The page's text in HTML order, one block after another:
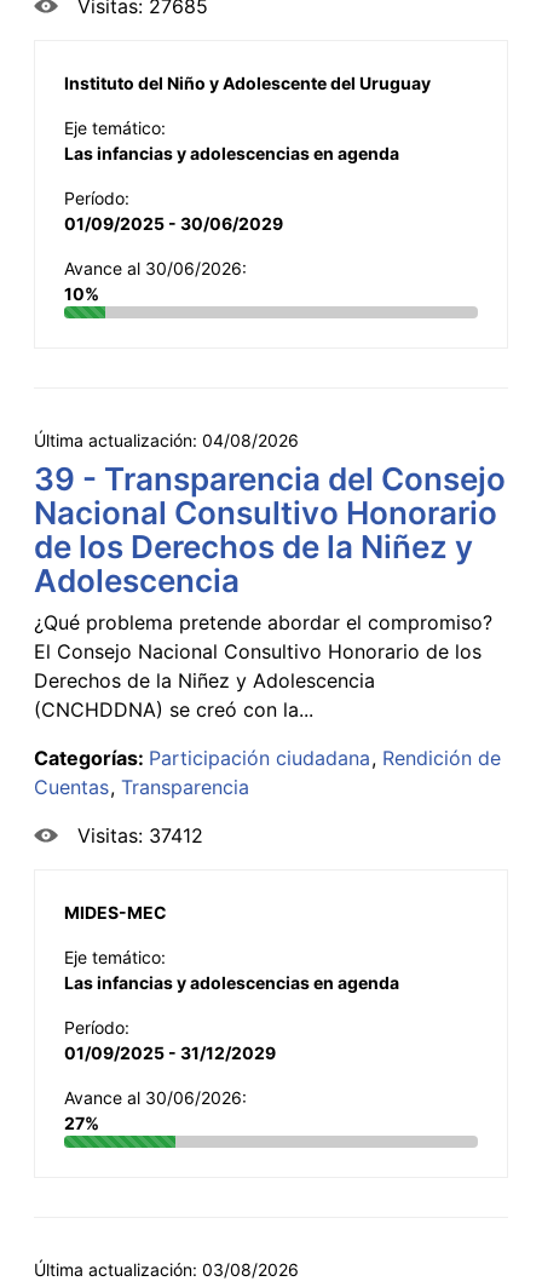
Visitas: 27685
Instituto del Niño y Adolescente del Uruguay
Eje temático:
Las infancias y adolescencias en agenda
Período:
01/09/2025 - 30/06/2029
Avance al 30/06/2026:
10%
Última actualización: 04/08/2026
39 - Transparencia del Consejo
Nacional Consultivo Honorario
de los Derechos de la Niñez y
Adolescencia
¿Qué problema pretende abordar el compromiso?
El Consejo Nacional Consultivo Honorario de los
Derechos de la Niñez y Adolescencia
(CNCHDDNA) se creó con la...
Categorías: Participación ciudadana Rendición de
Cuentas Transparencia
Visitas: 37412
MIDES-MEC
Eje temático:
Las infancias y adolescencias en agenda
Período:
01/09/2025 - 31/12/2029
Avance al 30/06/2026:
27%
Última actualización: 03/08/2026